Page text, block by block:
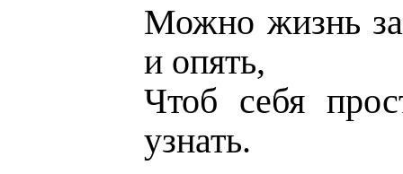
Можно жизнь
и опять,
Чтоб себя
узнать.